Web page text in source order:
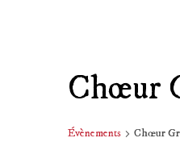
Chœur
Évènements Chœur